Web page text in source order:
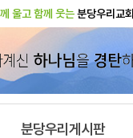
울고 함께 웃는분당우리교회
분당우리게시판